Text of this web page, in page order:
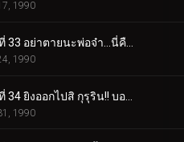
1990
1990
1990